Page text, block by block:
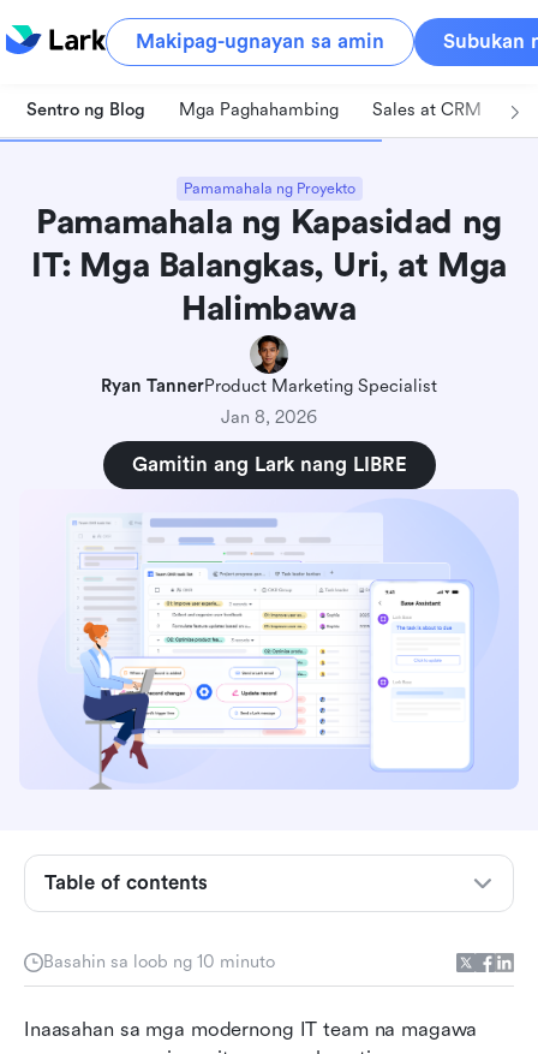
Makipag-ugnayan sa amin Subukan
Sentro ng Blog Mga Paghahambing Sales at CRM
Pamamahala ng Proyekto
Pamamahala ng Kapasidad ng
IT: Mga Balangkas, Uri, at Mga
Halimbawa
Ryan TannerProduct Marketing Specialist
Jan 8, 2026
Gamitin ang Lark nang LIBRE
Basahin sa loob ng 10 minuto
Inaasahan sa mga modernong IT team na magawa
Table of contents
Ang tunay na kahulugan ng pamamahala ng
kapasidad ng IT
Pamamahala ng kapasidad sa IT kumpara sa
tradisyonal na pagpaplano ng kapasidad
makabagong mga koponan sa IT
Ang proseso ng pamamahala ng kapasidad ng
Mga framework sa pamamahala ng kapasidad